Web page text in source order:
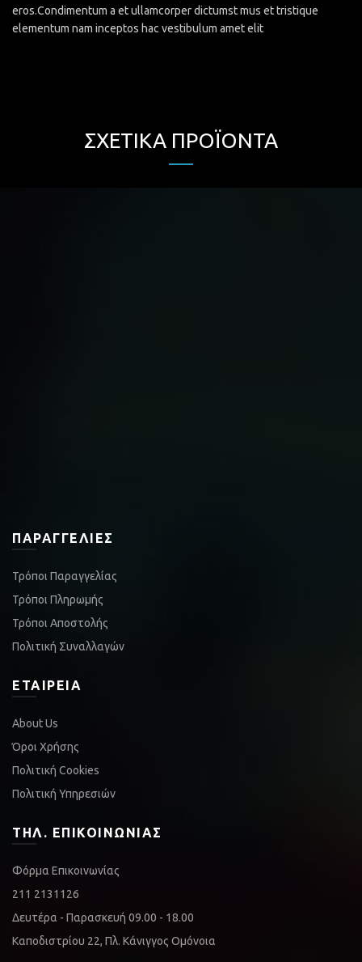
eros.Condimentum a et ullamcorper dictumst mus et tristique
elementum nam inceptos hac vestibulum amet elit
ΣΧΕΤΙΚΆ ΠΡΟΪΌΝΤΑ
ΠΑΡΑΓΓΕΛΊΕΣ
Τρόποι Παραγγελίας
Τρόποι Πληρωμής
Τρόποι Αποστολής
Πολιτική Συναλλαγών
ΕΤΑΙΡΕΊΑ
About Us
Όροι Χρήσης
Πολιτική Cookies
Πολιτική Υπηρεσιών
ΤΗΛ. ΕΠΙΚΟΙΝΩΝΊΑΣ
Φόρμα Επικοινωνίας
211 2131126
Δευτέρα - Παρασκευή 09.00 - 18.00
Καποδιστρίου 22, Πλ. Κάνιγγος Ομόνοια